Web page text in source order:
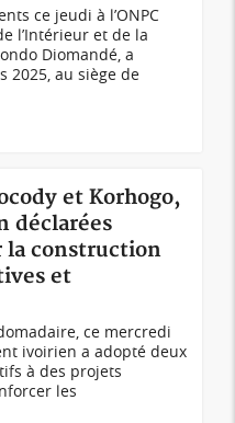
ce jeudi à l’ONPC
l’Intérieur et de la
Diomandé, a
2025, au siège de
et Korhogo,
déclarées
construction
et
ce mercredi
ivoirien a adopté deux
à des projets
les